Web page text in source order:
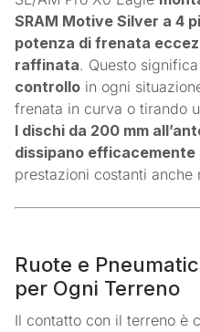
SRAM Motive Silver a 4
potenza di frenata
raffinata. Questo
controllo in ogni
frenata in curva o tirando
I dischi da 200 mm
dissipano efficacemente
prestazioni costanti anche
Ruote e
per Ogni Terreno
Il contatto con il terreno è